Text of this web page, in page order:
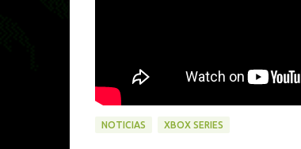
NOTICIAS XBOX SERIES